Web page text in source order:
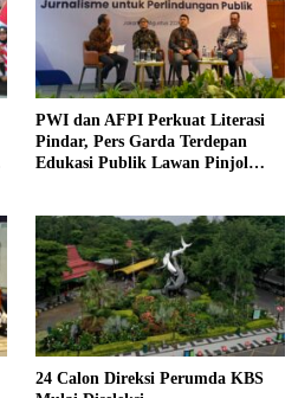
PWI dan AFPI Perkuat Literasi
Pindar, Pers Garda Terdepan
Edukasi Publik Lawan Pinjol
24 Calon Direksi Perumda KBS